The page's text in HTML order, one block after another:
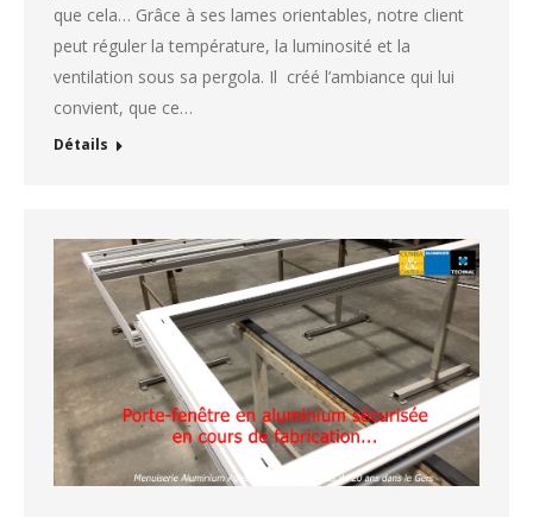
que cela… Grâce à ses lames orientables, notre client
peut réguler la température, la luminosité et la
ventilation sous sa pergola. Il créé l’ambiance qui lui
convient, que ce…
Détails